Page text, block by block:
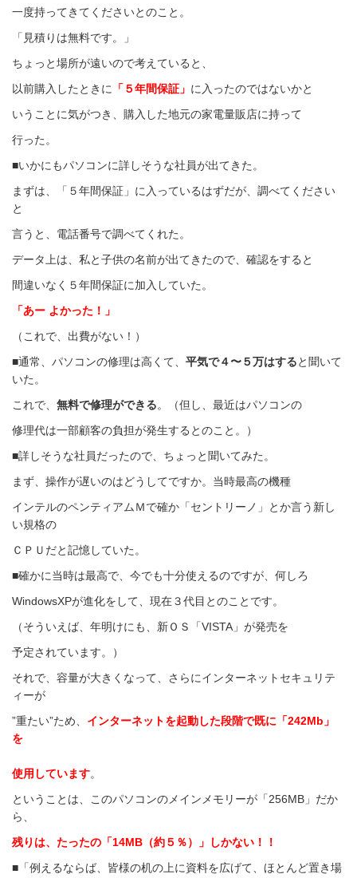
一度持ってきてくださいとのこと。
「見積りは無料です。」
ちょっと場所が遠いので考えていると、
以前購入したときに
「５年間保証」 に入ったのではないかと
いうことに気がつき、購入した地元の家電量販店に持って
行った。
■いかにもパソコンに詳しそうな社員が出てきた。
まずは、「５年間保証」に入っているはずだが、調べてください
と
言うと、電話番号で調べてくれた。
データ上は、私と子供の名前が出てきたので、確認をすると
間違いなく５年間保証に加入していた。
「あー よかった！」
（これで、出費がない！）
■通常、パソコンの修理は高くて、 平気で４〜５万はすると聞いて
いた。
これで、 無料で修理ができる。（但し、最近はパソコンの
修理代は一部顧客の負担が発生するとのこと。）
■詳しそうな社員だったので、ちょっと聞いてみた。
まず、操作が遅いのはどうしてですか。当時最高の機種
インテルのペンティアムＭで確か「セントリーノ」とか言う新し
い規格の
ＣＰＵだと記憶していた。
■確かに当時は最高で、今でも十分使えるのですが、何しろ
WindowsXPが進化をして、現在３代目とのことです。
（そういえば、年明けにも、新ＯＳ「VISTA」が発売を
予定されています。）
それで、容量が大きくなって、さらにインターネットセキュリテ
ィーが
”重たい”ため、 インターネットを起動した段階で既に「242Mb」
を
使用しています。
ということは、このパソコンのメインメモリーが「256MB」だか
ら、
残りは、たったの「14MB（約５％）」しかない！！
■「例えるならば、皆様の机の上に資料を広げて、ほとんど置き場